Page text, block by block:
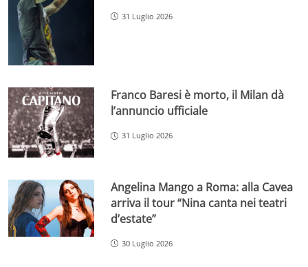
31 Luglio 2026
Franco Baresi è morto, il Milan dà
l’annuncio ufficiale
31 Luglio 2026
Angelina Mango a Roma: alla Cavea
arriva il tour “Nina canta nei teatri
d’estate”
30 Luglio 2026